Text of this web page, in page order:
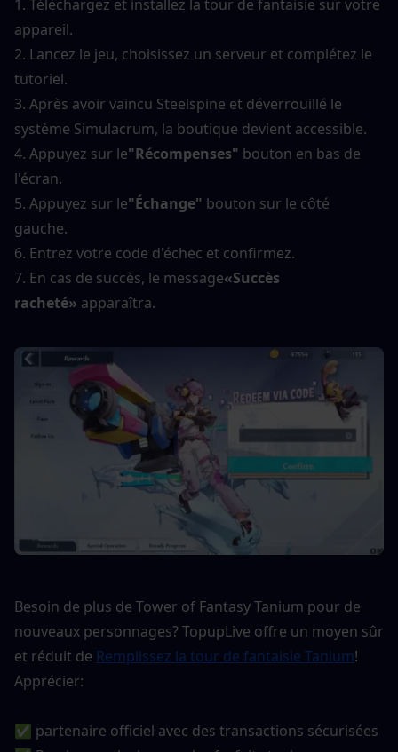
1. Téléchargez et installez la tour de fantaisie sur votre
appareil.
2. Lancez le jeu, choisissez un serveur et complétez le
tutoriel.
3. Après avoir vaincu Steelspine et déverrouillé le
système Simulacrum, la boutique devient accessible.
4. Appuyez sur le"Récompenses" bouton en bas de
l'écran.
5. Appuyez sur le"Échange" bouton sur le côté
gauche.
6. Entrez votre code d'échec et confirmez.
7. En cas de succès, le message«Succès
racheté» apparaîtra.
Besoin de plus de Tower of Fantasy Tanium pour de
nouveaux personnages? TopupLive offre un moyen sûr
et réduit de Remplissez la tour de fantaisie Tanium!
Apprécier:
✅ partenaire officiel avec des transactions sécurisées